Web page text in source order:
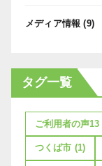
メディア情報 (9)
タグ一覧
ご利用者の声13
つくば市 (1)